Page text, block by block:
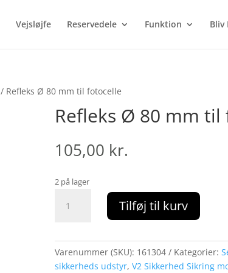
Vejsløjfe Reservedele Funktion Bliv
/ Refleks Ø 80 mm til fotocelle
Refleks Ø 80 mm til
105,00 kr.
2 på lager
til
fotocelle
Tilføj til kurv
Varenummer (SKU): 161304 Kategorier:
sikkerheds udstyr, V2 Sikkerhed Sikring